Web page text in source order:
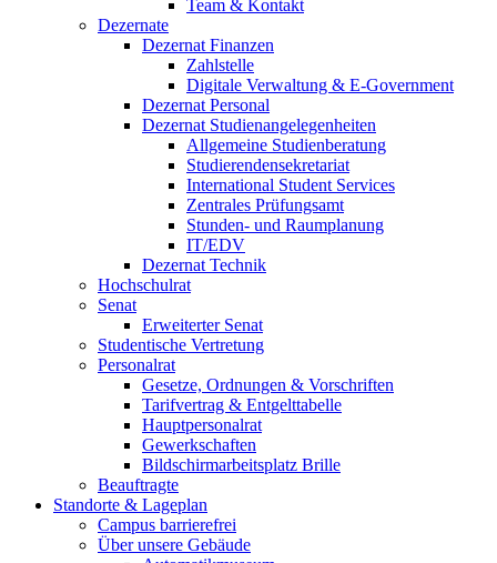
Team & Kontakt
Dezernate
Dezernat Finanzen
Zahlstelle
Digitale Verwaltung & E-Government
Dezernat Personal
Dezernat Studienangelegenheiten
Allgemeine Studienberatung
Studierendensekretariat
International Student Services
Zentrales Prüfungsamt
Stunden- und Raumplanung
IT/EDV
Dezernat Technik
Hochschulrat
Senat
Erweiterter Senat
Studentische Vertretung
Personalrat
Gesetze, Ordnungen & Vorschriften
Tarifvertrag & Entgelttabelle
Hauptpersonalrat
Gewerkschaften
Bildschirmarbeitsplatz Brille
Beauftragte
Standorte & Lageplan
Campus barrierefrei
Über unsere Gebäude